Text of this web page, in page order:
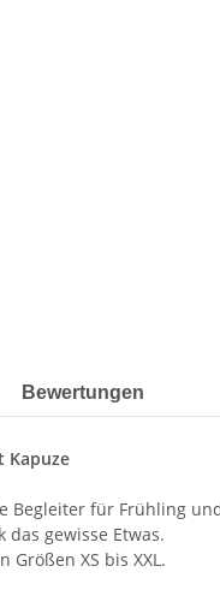
Bewertungen
Kapuze
Begleiter für Frühling
gewisse Etwas.
XS bis XXL.